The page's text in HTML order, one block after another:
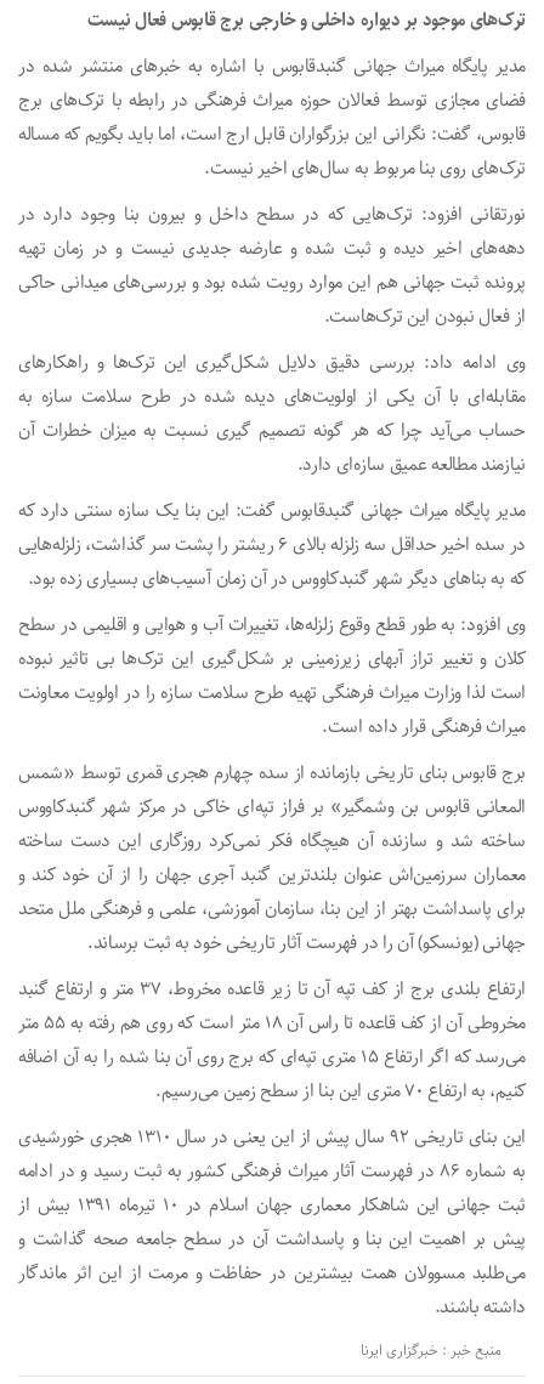
ترک‌های موجود بر دیواره داخلی و خارجی برج قابوس فعال نیست
مدیر پایگاه میراث جهانی گنبدقابوس با اشاره به خبرهای منتشر شده در
فضای مجازی توسط فعالان حوزه میراث فرهنگی در رابطه با ترک‌های برج
قابوس، گفت: نگرانی این بزرگواران قابل ارج است، اما باید بگویم که مساله
ترک‌های روی بنا مربوط به سال‌های اخیر نیست.
نورتقانی افزود: ترک‌هایی که در سطح داخل و بیرون بنا وجود دارد در
دهه‌های اخیر دیده و ثبت شده و عارضه جدیدی نیست و در زمان تهیه
پرونده ثبت جهانی هم این موارد رویت شده بود و بررسی‌های میدانی حاکی
از فعال نبودن این ترک‌هاست.
وی ادامه داد: بررسی دقیق دلایل شکل‌گیری این ترک‌ها و راهکارهای
مقابله‌ای با آن یکی از اولویت‌های دیده شده در طرح سلامت سازه به
حساب می‌آید چرا که هر گونه تصمیم گیری نسبت به میزان خطرات آن
نیازمند مطالعه عمیق سازه‌ای دارد.
مدیر پایگاه میراث جهانی گنبدقابوس گفت: این بنا یک سازه سنتی دارد که
در سده اخیر حداقل سه زلزله بالای ۶ ریشتر را پشت سر گذاشت، زلزله‌هایی
که به بناهای دیگر شهر گنبدکاووس در آن زمان آسیب‌های بسیاری زده بود.
وی افزود: به طور قطع وقوع زلزله‌ها، تغییرات آب و هوایی و اقلیمی در سطح
کلان و تغییر تراز آبهای زیرزمینی بر شکل‌گیری این ترک‌ها بی تاثیر نبوده
است لذا وزارت میراث فرهنگی تهیه طرح سلامت سازه را در اولویت معاونت
میراث فرهنگی قرار داده است.
برج قابوس بنای تاریخی بازمانده از سده چهارم هجری قمری توسط «شمس
المعانی قابوس بن وشمگیر» بر فراز تپه‌ای خاکی در مرکز شهر گنبدکاووس
ساخته شد و سازنده آن هیچگاه فکر نمی‌کرد روزگاری این دست ساخته
معماران سرزمین‌اش عنوان بلندترین گنبد آجری جهان را از آن خود کند و
برای پاسداشت بهتر از این بنا، سازمان آموزشی، علمی و فرهنگی ملل متحد
جهانی (یونسکو) آن را در فهرست آثار تاریخی خود به ثبت برساند.
ارتفاع بلندی برج از کف تپه آن تا زیر قاعده مخروط، ۳۷ متر و ارتفاع گنبد
مخروطی آن از کف قاعده تا راس آن ۱۸ متر است که روی هم رفته به ۵۵ متر
می‌رسد که اگر ارتفاع ۱۵ متری تپه‌ای که برج روی آن بنا شده را به آن اضافه
کنیم، به ارتفاع ۷۰ متری این بنا از سطح زمین می‌رسیم.
این بنای تاریخی ۹۲ سال پیش از این یعنی در سال ۱۳۱۰ هجری خورشیدی
به شماره ۸۶ در فهرست آثار میراث فرهنگی کشور به ثبت رسید و در ادامه
ثبت جهانی این شاهکار معماری جهان اسلام در ۱۰ تیرماه ۱۳۹۱ بیش از
پیش بر اهمیت این بنا و پاسداشت آن در سطح جامعه صحه گذاشت و
می‌طلبد مسوولان همت بیشترین در حفاظت و مرمت از این اثر ماندگار
داشته باشند.
منبع خبر : خبرگزاری ایرنا